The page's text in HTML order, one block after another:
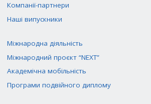
Компанії-партнери
Наші випускники
Міжнародна діяльність
Міжнародний проєкт “NEXT”
Академічна мобільність
Програми подвійного диплому